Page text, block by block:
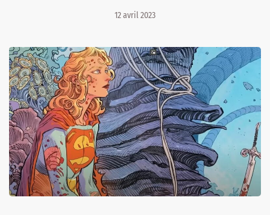
12 avril 2023